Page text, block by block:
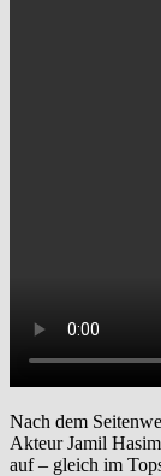
Nach dem
Akteur Jamil
auf – gleich im